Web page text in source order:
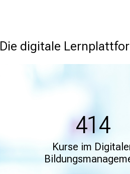
Die digitale
414
Kurse im